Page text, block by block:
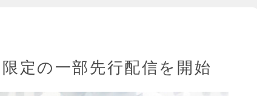
定の一部先行配信を開始